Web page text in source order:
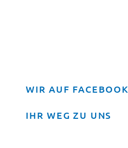
WIR AUF FACEBOOK
IHR WEG ZU UNS